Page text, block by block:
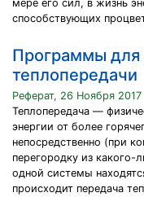
мере его сил, в жизнь
способствующих
Программы для
теплопередачи
Реферат, 26 Ноября 2017
Теплопередача —
энергии от более
непосредственно (при
перегородку из какого-
одной системы
происходит передача